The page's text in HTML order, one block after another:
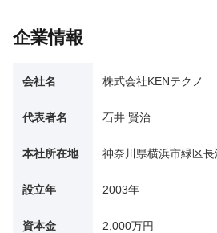
企業情報
会社名 株式会社KENテクノ
代表者名 石井 賢治
本社所在地 神奈川県横浜市緑区
設立年 2003年
資本金 2,000万円